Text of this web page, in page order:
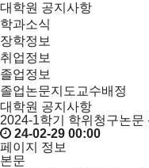
대학원 공지사항
학과소식
장학정보
취업정보
졸업정보
졸업논문지도교수배정
대학원 공지사항
2024-1학기 학위청구논
24-02-29 00:00
페이지 정보
본문